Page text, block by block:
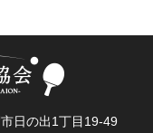
日の出1丁目19-49